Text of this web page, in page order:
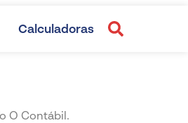
Calculadoras
O Contábil.